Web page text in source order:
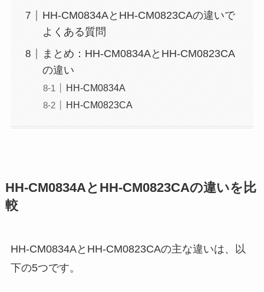
HH-CM0834AとHH-CM0823CAの違いで
よくある質問
まとめ：HH-CM0834AとHH-CM0823CA
の違い
HH-CM0834A
HH-CM0823CA
HH-CM0834AとHH-CM0823CAの違いを比
較
HH-CM0834AとHH-CM0823CAの主な違いは、以
下の5つです。